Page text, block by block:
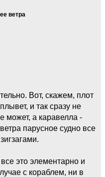
ветра
Вот, скажем, плот
и так сразу не
может, а каравелла -
парусное судно все
все это элементарно и
с кораблем, ни в